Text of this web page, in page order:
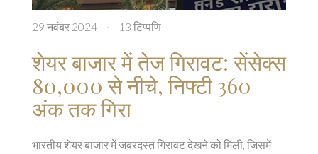
29 नवंबर 2024 · 13 टिप्पणि
शेयर बाजार में तेज गिरावट: सेंसेक्स
80,000 से नीचे, निफ्टी 360
अंक तक गिरा
भारतीय शेयर बाजार में जबरदस्त गिरावट देखने को मिली, जिसमें